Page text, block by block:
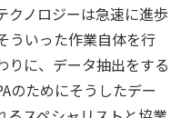
クノロジーは急速に進歩
ういった作業自体を行
りに、データ抽出をする
のためにそうしたデー